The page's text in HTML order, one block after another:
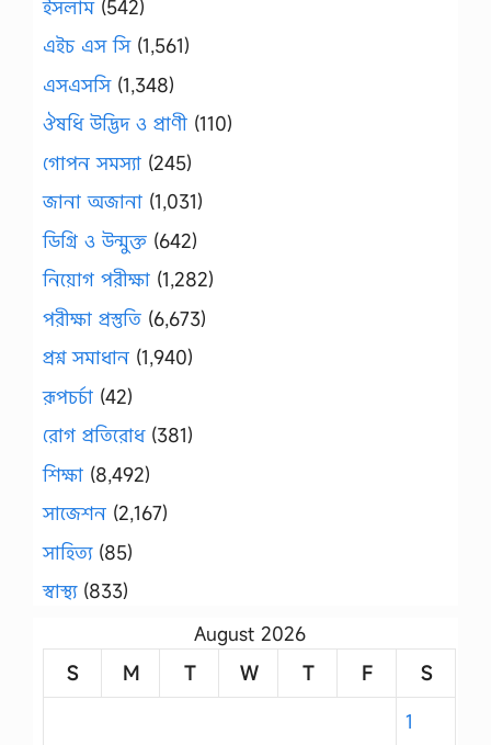
ইসলাম(542)
এইচ এস সি(1,561)
এসএসসি(1,348)
ঔষধি উদ্ভিদ ও প্রাণী (110)
গোপন সমস্যা (245)
জানা অজানা (1,031)
ডিগ্রি ও উন্মুক্ত (642)
নিয়োগ পরীক্ষা (1,282)
পরীক্ষা প্রস্তুতি (6,673)
প্রশ্ন সমাধান (1,940)
রূপচর্চা (42)
রোগ প্রতিরোধ(381)
শিক্ষা (8,492)
সাজেশন (2,167)
সাহিত্য(85)
স্বাস্থ্য(833)
August 2026
S
M T W T F
S
1